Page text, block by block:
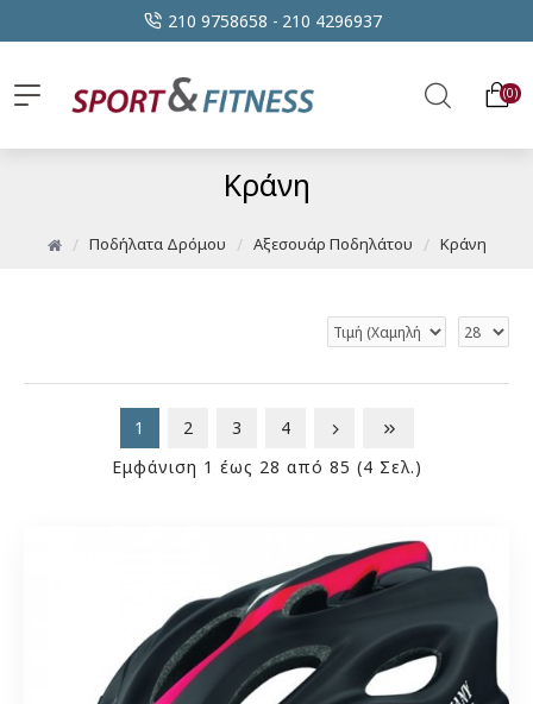
210 9758658 - 210 4296937
0
Ποδήλατα Δρόμου Αξεσουάρ Ποδηλάτου Κράνη
Κράνη
1 2 3
4
Εμφάνιση 1 έως 28 από 85 (4 Σελ.)